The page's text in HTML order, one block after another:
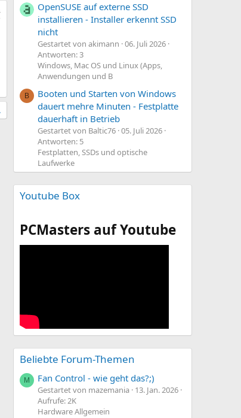
OpenSUSE auf externe SSD
installieren - Installer erkennt SSD
nicht
Gestartet von akimann 06. Juli 2026
Antworten: 3
Windows, Mac OS und Linux (Apps,
Anwendungen und B
B
Booten und Starten von Windows
dauert mehre Minuten - Festplatte
dauerhaft in Betrieb
Gestartet von Baltic76 05. Juli 2026
Antworten: 5
Festplatten, SSDs und optische
Laufwerke
Youtube Box
PCMasters auf Youtube
Beliebte Forum-Themen
M Fan Control - wie geht das?;)
Gestartet von mazemania 13. Jan. 2026
Aufrufe: 2K
Hardware Allgemein